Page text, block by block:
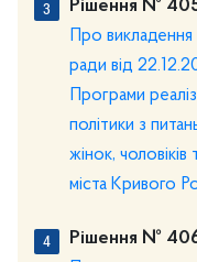
Рішення №
Про викладення
ради від
Програми
політики з
жінок,
міста Кривого
Рішення №